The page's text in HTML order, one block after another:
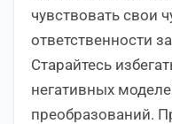
чувствовать свои
ответственности
Старайтесь
негативных
преобразований.